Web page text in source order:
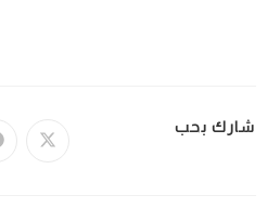
شارك بحب